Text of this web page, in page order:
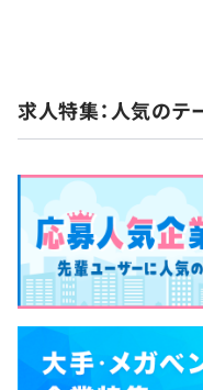
言語：Javascript,
フレームワーク：
SpringBoot, MyBatis
ライブラリ：
DB：Oracle
インフラ：AWS（
etc.）
他ツール：IDE（
JR各線、東京メトロ丸
東京メトロ丸ノ内線・
年2回の昇降格および
各種社会保険完備（
年金保険）
GLTD（団体長期障害
定期健康診断実施
インフルエンザ予防接
求人特集：人気のテ